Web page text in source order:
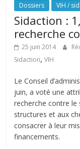
Dossiers VIH /
Sidaction :
recherche
25 juin 2014
Sidaction,VIH
Le Conseil
juin, a voté une
recherche contre
structures et aux
consacrer à leur
financements.